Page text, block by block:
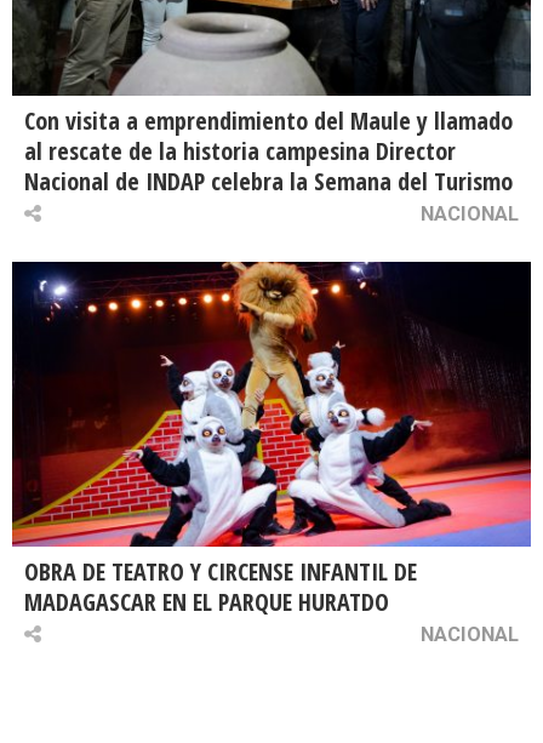
Con visita a emprendimiento del Maule y llamado
al rescate de la historia campesina Director
Nacional de INDAP celebra la Semana del Turismo
NACIONAL
OBRA DE TEATRO Y CIRCENSE INFANTIL DE
MADAGASCAR EN EL PARQUE HURATDO
NACIONAL